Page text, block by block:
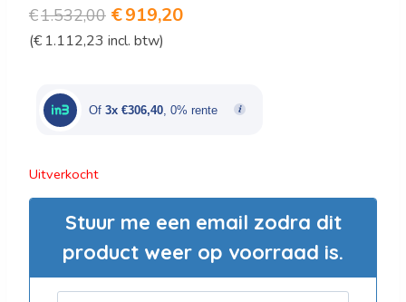
€1.532,00 Oorspronkelijke
prijs
€1.532,00.
€919,20Huidige
€919,20.
(€ 1.112,23 incl. btw)
Of 3x €306,40 , 0% rente
Uitverkocht
Stuur me een email zodra dit
product weer op voorraad is.